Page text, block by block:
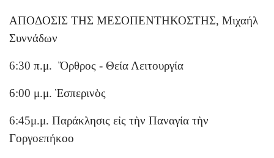
ΑΠΟΔΟΣΙΣ ΤΗΣ ΜΕΣΟΠΕΝΤΗΚΟΣΤΗΣ, Μιχαήλ
Συννάδων
6:30 π.μ. Ὄρθρος - Θεία Λειτουργία
6:00 μ.μ. Ἑσπερινὸς
6:45μ.μ. Παράκλησις εἰς τὴν Παναγία τὴν
Γοργοεπήκοο